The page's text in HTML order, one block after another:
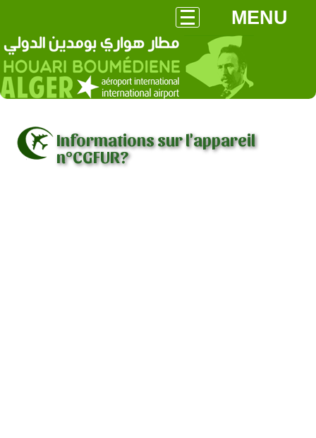
MENU
Informations sur l'appareil
n°CGFUR?